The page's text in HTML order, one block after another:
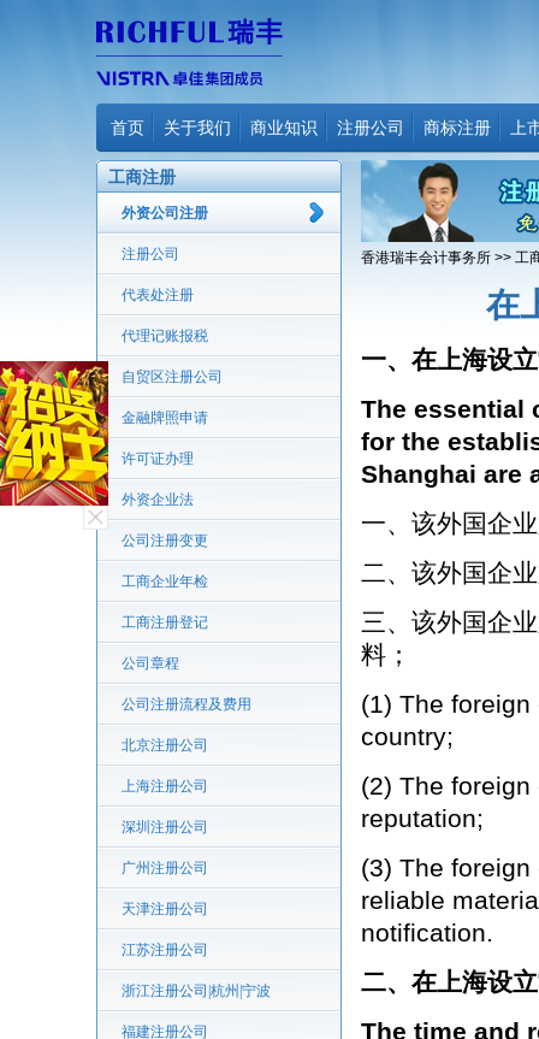
首页 关于我们 商业知识 注册公司 商标注册 上
工商注册
外资公司注册
注册公司
代表处注册
代理记账报税
自贸区注册公司
金融牌照申请
许可证办理
外资企业法
公司注册变更
工商企业年检
工商注册登记
公司章程
公司注册流程及费用
北京注册公司
上海注册公司
深圳注册公司
广州注册公司
天津注册公司
江苏注册公司
浙江注册公司|杭州|宁波
福建注册公司
香港瑞丰会计事务所 >> 工
在
一、在上海设
The essential
for the
Shanghai are
一、该外国企
二、该外国企
三、该外国企
料；
(1) The
country;
(2) The
reputation;
(3) The
reliable
notification.
二、在上海设
The time and